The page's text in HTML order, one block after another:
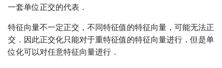
一套单位正交的代表．
特征向量不一定正交，不同特征值的特征向量，可能无法正
交．因此正交化只能对于重特征值的特征向量进行．但是单
位化可以对任意特征向量进行．